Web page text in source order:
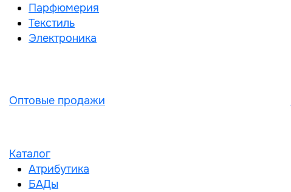
Парфюмерия
Текстиль
Электроника
Оптовые продажи
Каталог
Атрибутика
БАДы